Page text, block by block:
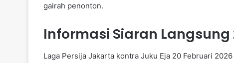
gairah penonton.
Informasi Siaran Langsung
Laga Persija Jakarta kontra Juku Eja 20 Februari